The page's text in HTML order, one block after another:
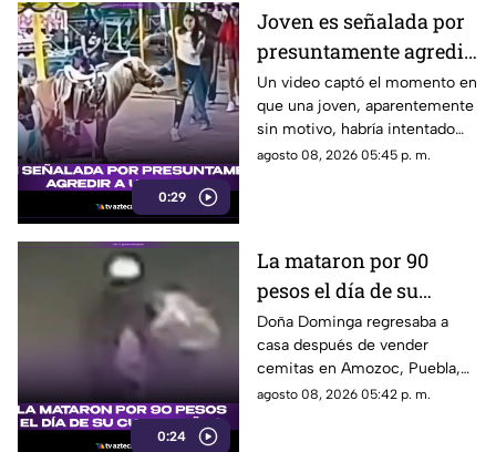
0:29
Joven es señalada por
presuntamente agredir
a un pony en feria de
Pueblo Mágico
Un video captó el momento en
que una joven, aparentemente
sin motivo, habría intentado
agredir a un pequeño pony.
agosto 08, 2026 05:45 p. m.
0:24
La mataron por 90
pesos el día de su
cumpleaños; Este es el
caso de Doña Dominga
Doña Dominga regresaba a
casa después de vender
cemitas en Amozoc, Puebla,
cuando presuntamente un
agosto 08, 2026 05:42 p. m.